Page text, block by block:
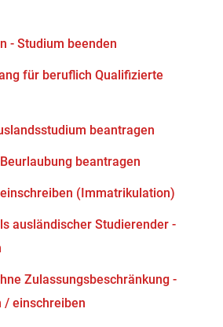
- Studium beenden
für beruflich Qualifizierte
beantragen
beantragen
(Immatrikulation)
ausländischer Studierender -
Zulassungsbeschränkung -
/ einschreiben